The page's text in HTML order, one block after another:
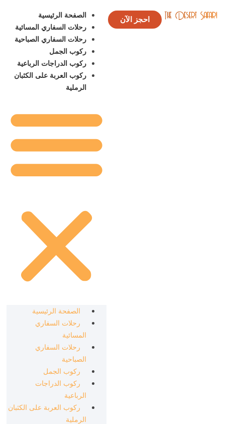
احجز الآن
الصفحة الرئيسية
رحلات السفاري المسائية
رحلات السفاري الصباحية
ركوب الجمل
ركوب الدراجات الرباعية
ركوب العربة على الكثبان
الرملية
الصفحة الرئيسية
رحلات السفاري
المسائية
رحلات السفاري
الصباحية
ركوب الجمل
ركوب الدراجات
الرباعية
ركوب العربة على الكثبان
الرملية